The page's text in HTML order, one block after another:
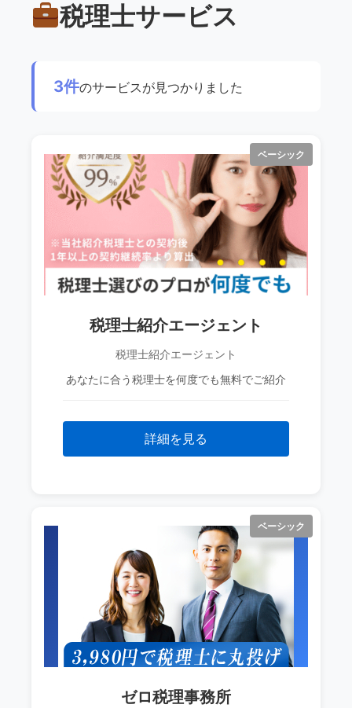
税理士サービス
3件のサービスが見つかりました
ベーシック
税理士紹介エージェント
税理士紹介エージェント
あなたに合う税理士を何度でも無料でご紹介
詳細を見る
ベーシック
ゼロ税理事務所